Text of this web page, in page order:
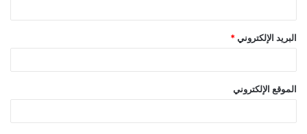
البريد الإلكتروني *
الموقع الإلكتروني